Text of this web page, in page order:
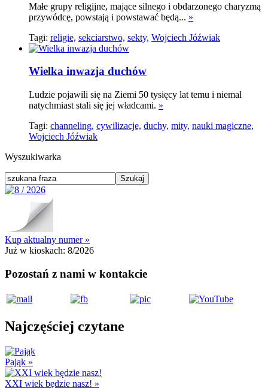
Małe grupy religijne, mające silnego i obdarzonego charyzmą
przywódcę, powstają i powstawać będą... »
Tagi: religie, sekciarstwo, sekty, Wojciech Jóźwiak
Wielka inwazja duchów
Ludzie pojawili się na Ziemi 50 tysięcy lat temu i niemal
natychmiast stali się jej władcami. »
Tagi: channeling, cywilizacje, duchy, mity, nauki magiczne,
Wojciech Jóźwiak
Wyszukiwarka
Kup aktualny numer »
Już w kioskach: 8/2026
Pozostań z nami w kontakcie
Najczęściej czytane
Pająk »
XXI wiek będzie nasz! »